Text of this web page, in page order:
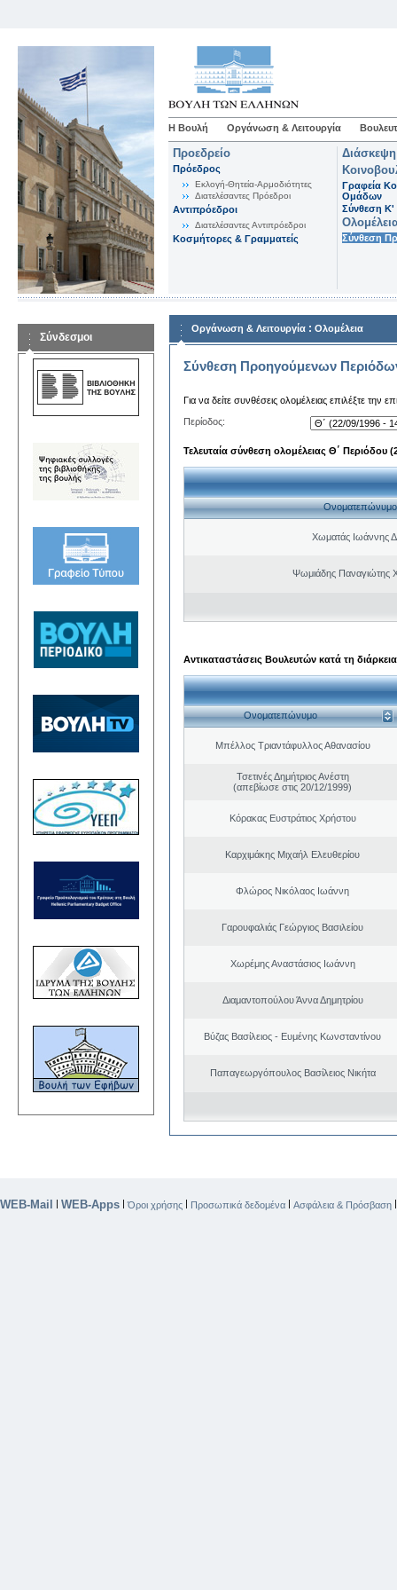
Η Βουλή Οργάνωση & Λειτουργία
Προεδρείο
Πρόεδρος
Εκλογή-Θητεία-Αρμοδιότητες
Διατελέσαντες Πρόεδροι
Αντιπρόεδροι
Διατελέσαντες Αντιπρόεδροι
Κοσμήτορες & Γραμματείς
Γραφεία
Ομάδων
Σύνθεση K'
Σύνθεση
Σύνδεσμοι
Οργάνωση & Λειτουργία : Ολομέλεια
Σύνθεση Προηγούμενων
Για να δείτε συνθέσεις ολομέλειας επιλέξτε την
Περίοδος:
Τελευταία σύνθεση ολομέλειας Θ΄ Περιόδου
Ονοματεπώνυμο
Χωματάς Ιωάννης
Ψωμιάδης Παναγιώτης
Αντικαταστάσεις Βουλευτών κατά τη
Ονοματεπώνυμο
Μπέλλος Τριαντάφυλλος Αθανασίου
Τσετινές Δημήτριος Ανέστη
(απεβίωσε στις 20/12/1999)
Κόρακας Ευστράτιος Χρήστου
Καρχιμάκης Μιχαήλ Ελευθερίου
Φλώρος Νικόλαος Ιωάννη
Γαρουφαλιάς Γεώργιος Βασιλείου
Χωρέμης Αναστάσιος Ιωάννη
Διαμαντοπούλου Άννα Δημητρίου
Βύζας Βασίλειος - Ευμένης Κωνσταντίνου
Παπαγεωργόπουλος Βασίλειος Νικήτα
WEB-Mail | WEB-Apps |Όροι χρήσης | Προσωπικά δεδομένα | Ασφάλεια & Πρόσβαση